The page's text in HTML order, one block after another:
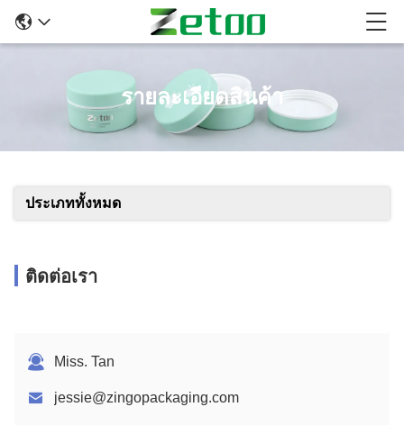
รายละเอียดสินค้า
ประเภททั้งหมด
ติดต่อเรา
Miss. Tan
jessie@zingopackaging.com